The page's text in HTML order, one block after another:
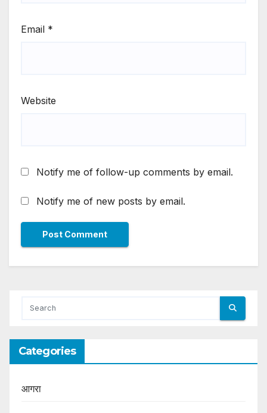
Email *
Website
Notify me of follow-up comments by email.
Notify me of new posts by email.
Categories
आगरा